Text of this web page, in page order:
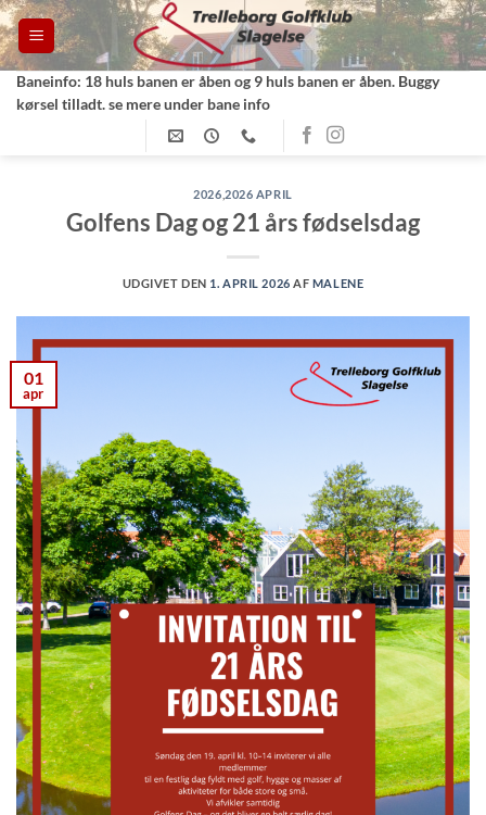
Fortsæt
til
indhold
Baneinfo: 18 huls banen er åben og 9 huls banen er åben. Buggy
kørsel tilladt. se mere under bane info
2026 ,2026 APRIL
Golfens Dag og 21 års fødselsdag
UDGIVET DEN 1. APRIL 2026 AF MALENE
01
apr